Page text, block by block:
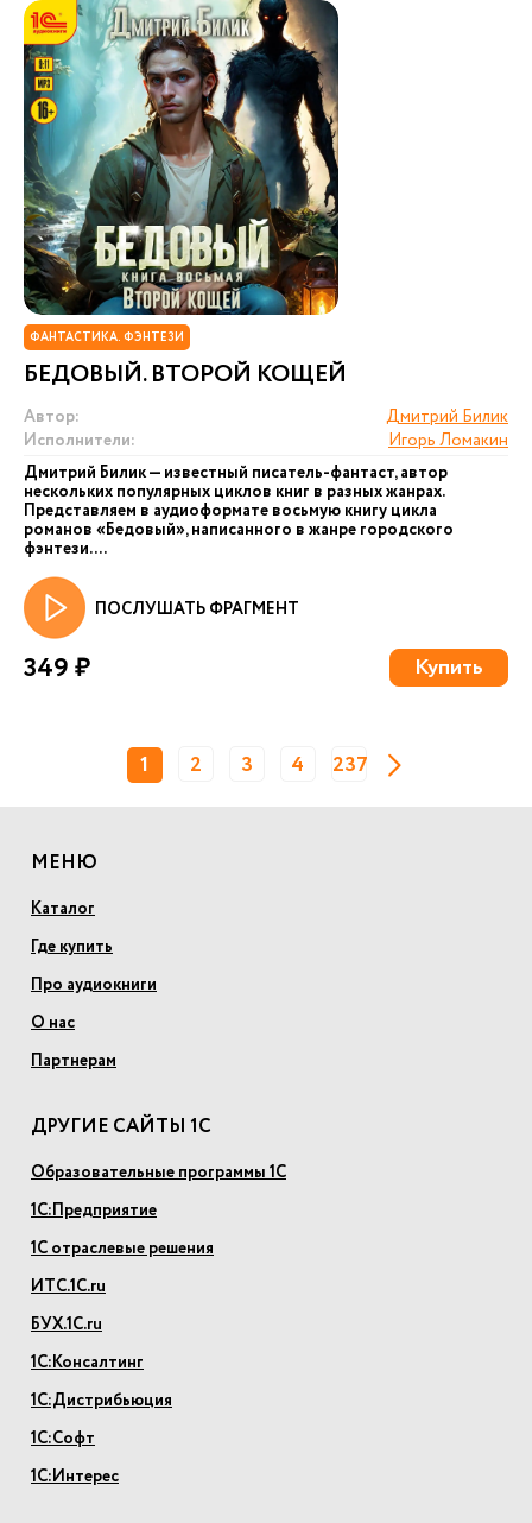
ФАНТАСТИКА. ФЭНТЕЗИ
БЕДОВЫЙ. ВТОРОЙ КОЩЕЙ
Автор:
Дмитрий Билик
Исполнители:
Игорь Ломакин
Дмитрий Билик — известный писатель-фантаст, автор
нескольких популярных циклов книг в разных жанрах.
Представляем в аудиоформате восьмую книгу цикла
романов «Бедовый», написанного в жанре городского
фэнтези. ...
ПОСЛУШАТЬ ФРАГМЕНТ
349 ₽ Купить
1 2 3 4 237
МЕНЮ
Каталог
Где купить
Про аудиокниги
О нас
Партнерам
ДРУГИЕ САЙТЫ 1С
Образовательные программы 1С
1С:Предприятие
1С отраслевые решения
ИТС.1С.ru
БУХ.1С.ru
1С:Консалтинг
1С:Дистрибьюция
1С:Софт
1С:Интерес